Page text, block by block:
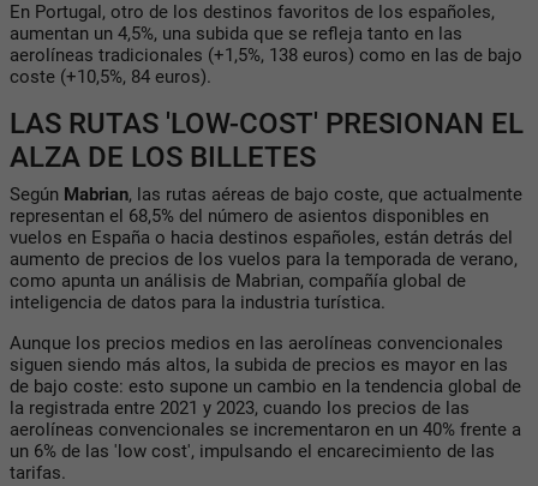
En Portugal, otro de los destinos favoritos de los españoles,
aumentan un 4,5%, una subida que se refleja tanto en las
aerolíneas tradicionales (+1,5%, 138 euros) como en las de bajo
coste (+10,5%, 84 euros).
LAS RUTAS 'LOW-COST' PRESIONAN EL
ALZA DE LOS BILLETES
Según Mabrian, las rutas aéreas de bajo coste, que actualmente
representan el 68,5% del número de asientos disponibles en
vuelos en España o hacia destinos españoles, están detrás del
aumento de precios de los vuelos para la temporada de verano,
como apunta un análisis de Mabrian, compañía global de
inteligencia de datos para la industria turística.
Aunque los precios medios en las aerolíneas convencionales
siguen siendo más altos, la subida de precios es mayor en las
de bajo coste: esto supone un cambio en la tendencia global de
la registrada entre 2021 y 2023, cuando los precios de las
aerolíneas convencionales se incrementaron en un 40% frente a
un 6% de las 'low cost', impulsando el encarecimiento de las
tarifas.